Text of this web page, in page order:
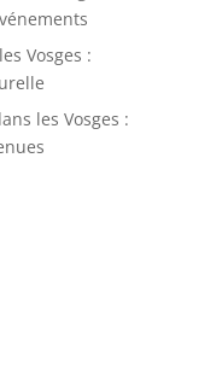
Vosges :
les Vosges :